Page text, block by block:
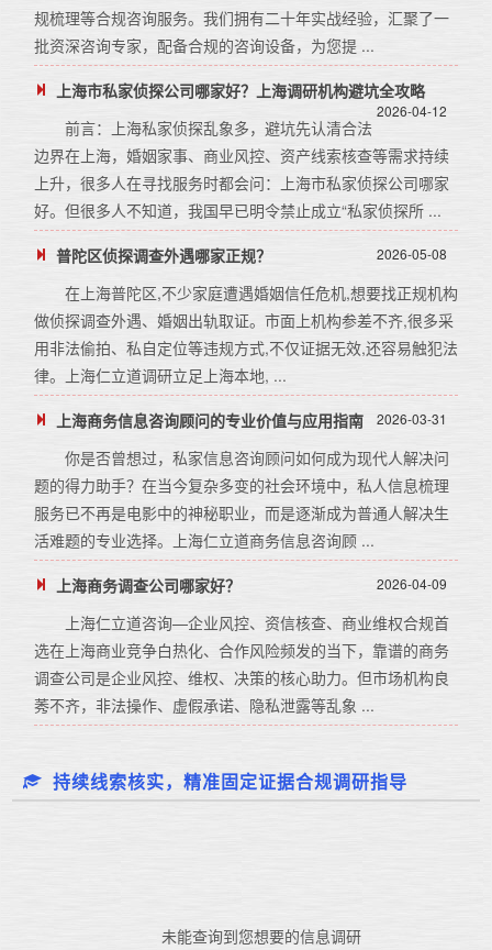
规梳理等合规咨询服务。我们拥有二十年实战经验，汇聚了一
批资深咨询专家，配备合规的咨询设备，为您提 ...
上海市私家侦探公司哪家好？上海调研机构避坑全攻略
2026-04-12
前言：上海私家侦探乱象多，避坑先认清合法
边界在上海，婚姻家事、商业风控、资产线索核查等需求持续
上升，很多人在寻找服务时都会问：上海市私家侦探公司哪家
好。但很多人不知道，我国早已明令禁止成立“私家侦探所 ...
普陀区侦探调查外遇哪家正规？ 2026-05-08
在上海普陀区,不少家庭遭遇婚姻信任危机,想要找正规机构
做侦探调查外遇、婚姻出轨取证。市面上机构参差不齐,很多采
用非法偷拍、私自定位等违规方式,不仅证据无效,还容易触犯法
律。上海仁立道调研立足上海本地, ...
上海商务信息咨询顾问的专业价值与应用指南 2026-03-31
你是否曾想过，私家信息咨询顾问如何成为现代人解决问
题的得力助手？在当今复杂多变的社会环境中，私人信息梳理
服务已不再是电影中的神秘职业，而是逐渐成为普通人解决生
活难题的专业选择。上海仁立道商务信息咨询顾 ...
上海商务调查公司哪家好？ 2026-04-09
上海仁立道咨询—企业风控、资信核查、商业维权合规首
选在上海商业竞争白热化、合作风险频发的当下，靠谱的商务
调查公司是企业风控、维权、决策的核心助力。但市场机构良
莠不齐，非法操作、虚假承诺、隐私泄露等乱象 ...
持续线索核实，精准固定证据合规调研指导
未能查询到您想要的信息调研